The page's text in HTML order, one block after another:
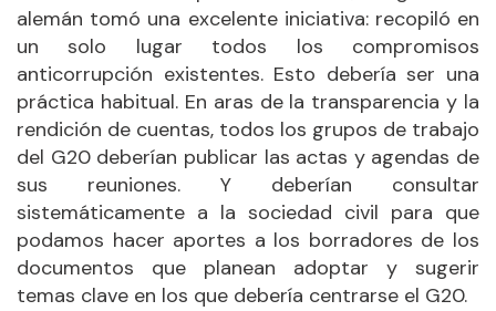
alemán tomó una excelente iniciativa: recopiló en
un solo lugar todos los compromisos
anticorrupción existentes. Esto debería ser una
práctica habitual. En aras de la transparencia y la
rendición de cuentas, todos los grupos de trabajo
del G20 deberían publicar las actas y agendas de
sus reuniones. Y deberían consultar
sistemáticamente a la sociedad civil para que
podamos hacer aportes a los borradores de los
documentos que planean adoptar y sugerir
temas clave en los que debería centrarse el G20.